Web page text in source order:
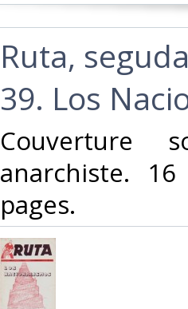
‎Ruta,
39. Los
‎Couverture
anarchiste.
pages.‎